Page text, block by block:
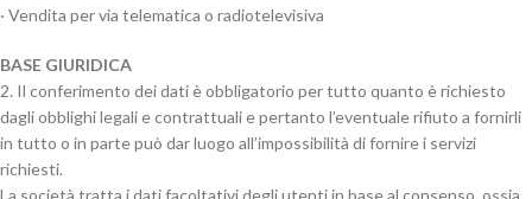
· Vendita per via telematica o radiotelevisiva
BASE GIURIDICA
2. Il conferimento dei dati è obbligatorio per tutto quanto è richiesto
dagli obblighi legali e contrattuali e pertanto l’eventuale rifiuto a fornirli
in tutto o in parte può dar luogo all’impossibilità di fornire i servizi
richiesti.
La società tratta i dati facoltativi degli utenti in base al consenso, ossia